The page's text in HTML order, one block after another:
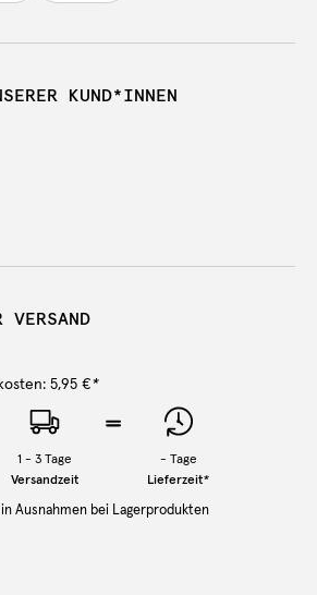
KUND*INNEN
VERSAND
5,95 €*
1 - 3 Tage
Versandzeit
- Tage
Lieferzeit*
Ausnahmen bei Lagerprodukten